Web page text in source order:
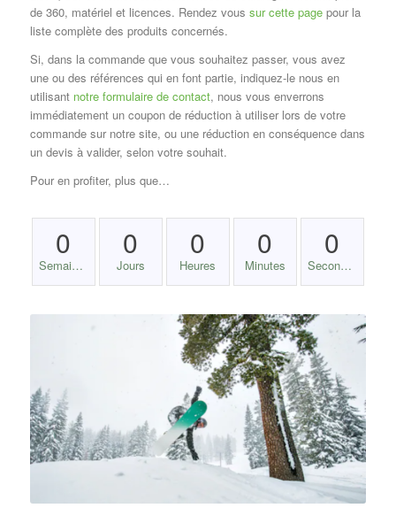
de 360, matériel et licences. Rendez vous sur cette pagepour la
liste complète des produits concernés.
Si, dans la commande que vous souhaitez passer, vous avez
une ou des références qui en font partie, indiquez-le nous en
utilisant notre formulaire de contact, nous vous enverrons
immédiatement un coupon de réduction à utiliser lors de votre
commande sur notre site, ou une réduction en conséquence dans
un devis à valider, selon votre souhait.
Pour en profiter, plus que…
0
Semaines
0
Jours
0
Heures
0
Minutes
0
Secondes